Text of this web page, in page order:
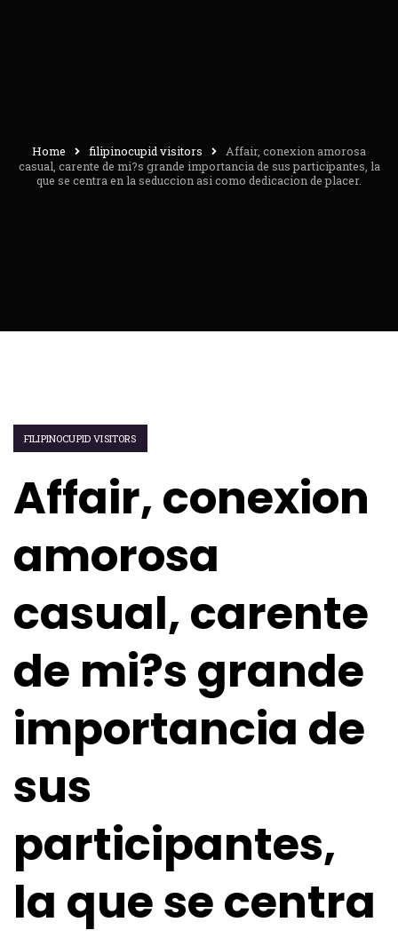
Home filipinocupid visitors
Affair, conexion amorosa
casual, carente de mi?s grande importancia de sus participantes, la
que se centra en la seduccion asi­ como dedicacion de placer.
FILIPINOCUPID VISITORS
Affair, conexion
amorosa
casual, carente
de mi?s grande
importancia de
sus
participantes,
la que se centra